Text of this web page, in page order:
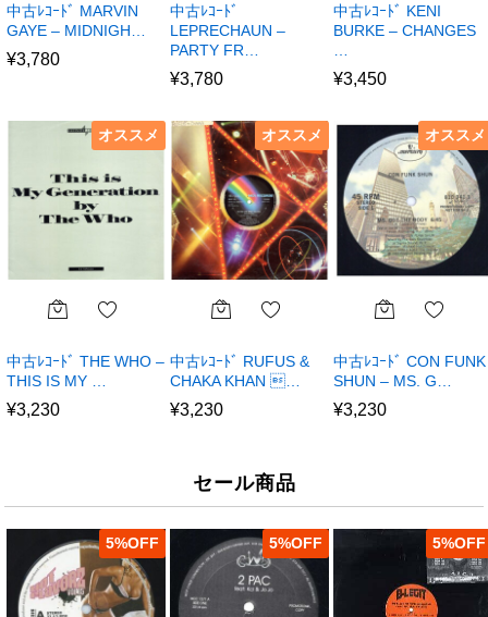
中古ﾚｺｰﾄﾞ MARVIN
GAYE – MIDNIGH…
¥3,780
中古ﾚｺｰﾄﾞ
LEPRECHAUN –
PARTY FR…
¥3,780
中古ﾚｺｰﾄﾞ KENI
BURKE – CHANGES
¥3,450
オススメ
中古ﾚｺｰﾄﾞ THE WHO –
THIS IS MY …
¥3,230
オススメ
中古ﾚｺｰﾄﾞ RUFUS &
CHAKA KHAN …
¥3,230
オススメ
中古ﾚｺｰﾄﾞ CON FUNK
SHUN – MS. G…
¥3,230
セール商品
5% 5% 5%